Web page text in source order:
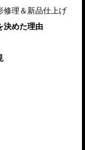
修理＆新品仕上げ
決めた理由